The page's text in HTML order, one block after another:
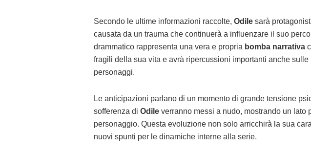
Secondo le ultime informazioni raccolte, Odile sarà
causata da un trauma che continuerà a influenzare il suo
drammatico rappresenta una vera e propria bomba narrativa
fragili della sua vita e avrà ripercussioni importanti anche
personaggi.
Le anticipazioni parlano di un momento di grande tensione
sofferenza di Odile verranno messi a nudo, mostrando un lato
personaggio. Questa evoluzione non solo arricchirà la sua
nuovi spunti per le dinamiche interne alla serie.